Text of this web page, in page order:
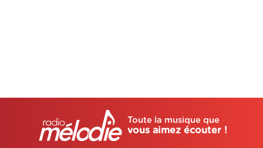
Toute la musique que
vous aimez écouter !